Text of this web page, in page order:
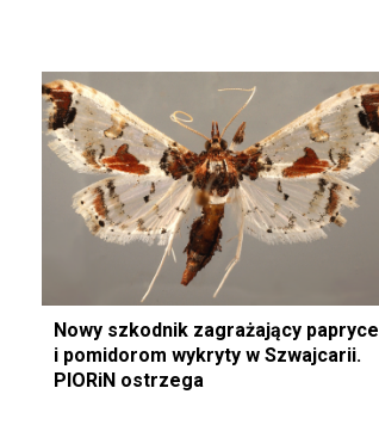
Nowy szkodnik zagrażający papryce
i pomidorom wykryty w Szwajcarii.
PIORiN ostrzega